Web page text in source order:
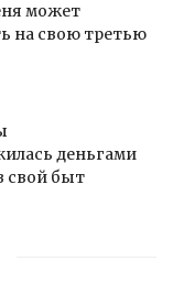
может
на свою третью
деньгами
свой быт